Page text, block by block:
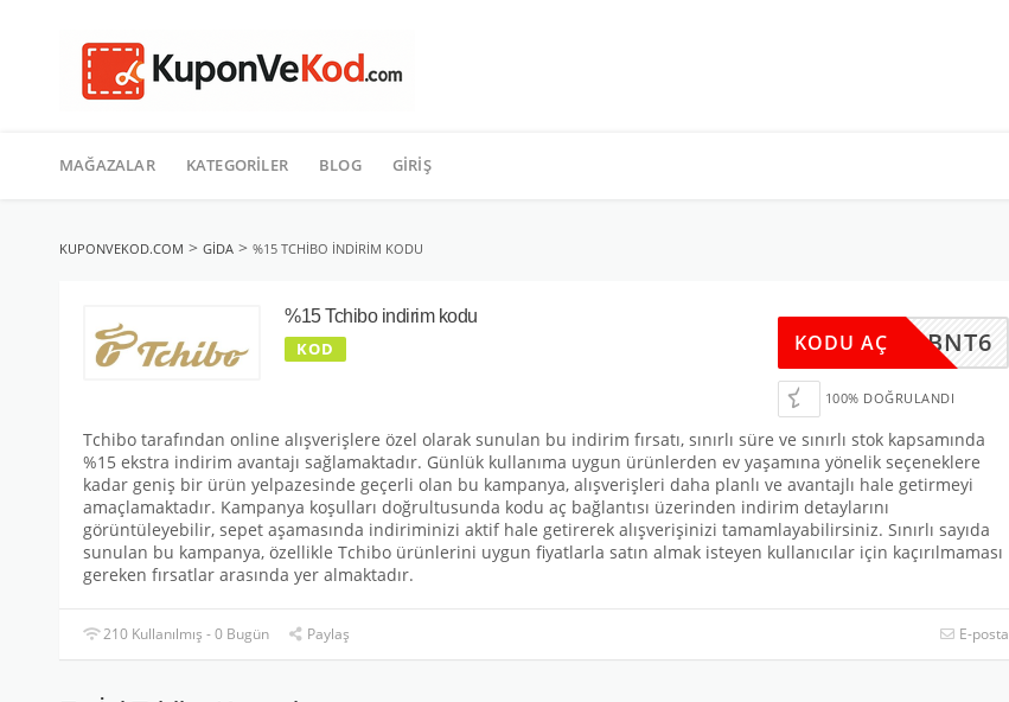
geç
MAĞAZALAR KATEGORILER BLOG GIRIŞ
KUPONVEKOD.COM > GIDA > %15 TCHIBO INDIRIM KODU
%15 Tchibo indirim kodu
KOD G2N4BNT6
KODU AÇ
100% DOĞRULANDI
Tchibo tarafından online alışverişlere özel olarak sunulan bu indirim fırsatı, sınırlı süre ve sınırlı stok kapsamında
%15 ekstra indirim avantajı sağlamaktadır. Günlük kullanıma uygun ürünlerden ev yaşamına yönelik seçeneklere
kadar geniş bir ürün yelpazesinde geçerli olan bu kampanya, alışverişleri daha planlı ve avantajlı hale getirmeyi
amaçlamaktadır. Kampanya koşulları doğrultusunda kodu aç bağlantısı üzerinden indirim detaylarını
görüntüleyebilir, sepet aşamasında indiriminizi aktif hale getirerek alışverişinizi tamamlayabilirsiniz. Sınırlı sayıda
sunulan bu kampanya, özellikle Tchibo ürünlerini uygun fiyatlarla satın almak isteyen kullanıcılar için kaçırılmaması
gereken fırsatlar arasında yer almaktadır.
210 Kullanılmış - 0 Bugün Paylaş E-posta